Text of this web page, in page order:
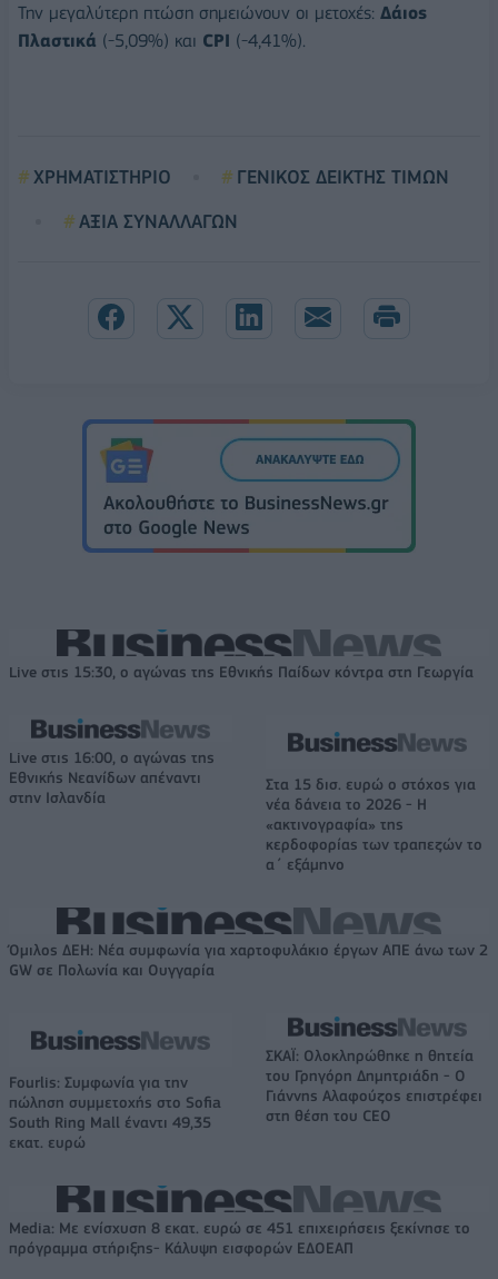
Την μεγαλύτερη πτώση σημειώνουν οι μετοχές: Δάιος
Πλαστικά (-5,09%) και CPI (-4,41%).
ΧΡΗΜΑΤΙΣΤΗΡΙΟ
ΓΕΝΙΚΟΣ ΔΕΙΚΤΗΣ ΤΙΜΩΝ
ΑΞΙΑ ΣΥΝΑΛΛΑΓΩΝ
Live στις 15:30, ο αγώνας της Εθνικής Παίδων κόντρα στη Γεωργία
Live στις 16:00, ο αγώνας της
Εθνικής Νεανίδων απέναντι
στην Ισλανδία
Στα 15 δισ. ευρώ ο στόχος για
νέα δάνεια το 2026 - Η
«ακτινογραφία» της
κερδοφορίας των τραπεζών το
α΄ εξάμηνο
Όμιλος ΔΕΗ: Νέα συμφωνία για χαρτοφυλάκιο έργων ΑΠΕ άνω των 2
GW σε Πολωνία και Ουγγαρία
Fourlis: Συμφωνία για την
πώληση συμμετοχής στο Sofia
South Ring Mall έναντι 49,35
εκατ. ευρώ
ΣΚΑΪ: Ολοκληρώθηκε η θητεία
του Γρηγόρη Δημητριάδη - Ο
Γιάννης Αλαφούζος επιστρέφει
στη θέση του CEO
Media: Με ενίσχυση 8 εκατ. ευρώ σε 451 επιχειρήσεις ξεκίνησε το
πρόγραμμα στήριξης- Κάλυψη εισφορών ΕΔΟΕΑΠ